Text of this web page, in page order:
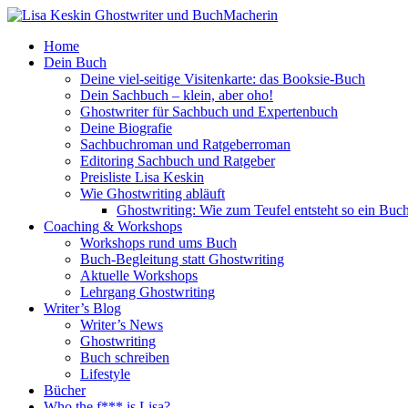
Home
Dein Buch
Deine viel-seitige Visitenkarte: das Booksie-Buch
Dein Sachbuch – klein, aber oho!
Ghostwriter für Sachbuch und Expertenbuch
Deine Biografie
Sachbuchroman und Ratgeberroman
Editoring Sachbuch und Ratgeber
Preisliste Lisa Keskin
Wie Ghostwriting abläuft
Ghostwriting: Wie zum Teufel entsteht so ein
Coaching & Workshops
Workshops rund ums Buch
Buch-Begleitung statt Ghostwriting
Aktuelle Workshops
Lehrgang Ghostwriting
Writer’s Blog
Writer’s News
Ghostwriting
Buch schreiben
Lifestyle
Bücher